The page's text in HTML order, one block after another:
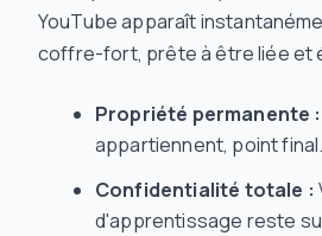
YouTube apparaît
coffre-fort, prête à être liée et
Propriété permanente :
appartiennent, point final.
Confidentialité totale :
d'apprentissage reste